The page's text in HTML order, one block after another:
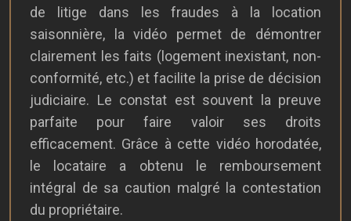
de litige dans les fraudes à la location
saisonnière, la vidéo permet de démontrer
clairement les faits (logement inexistant, non-
conformité, etc.) et facilite la prise de décision
judiciaire. Le constat est souvent la preuve
parfaite pour faire valoir ses droits
efficacement. Grâce à cette vidéo horodatée,
le locataire a obtenu le remboursement
intégral de sa caution malgré la contestation
du propriétaire.